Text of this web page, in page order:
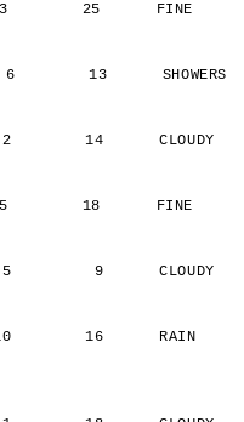
25      FINE
13      SHOWERS
14      CLOUDY
5        18      FINE
5         9      CLOUDY
16      RAIN